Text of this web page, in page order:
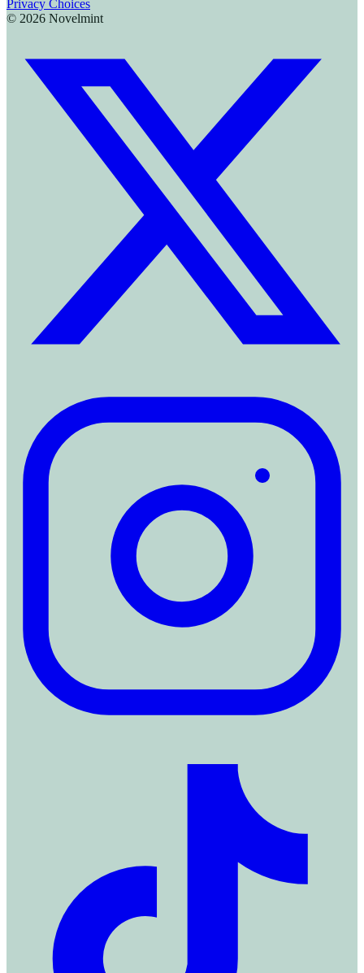
Privacy Choices
© 2026 Novelmint